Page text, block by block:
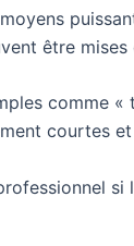
être
comme
courtes
si